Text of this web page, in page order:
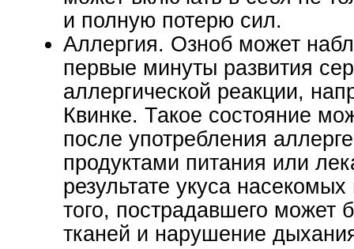
и полную потерю сил.
Аллергия. Озноб может
первые минуты развития
аллергической реакции,
Квинке. Такое состояние
после употребления
продуктами питания или
результате укуса
того, пострадавшего может
тканей и нарушение